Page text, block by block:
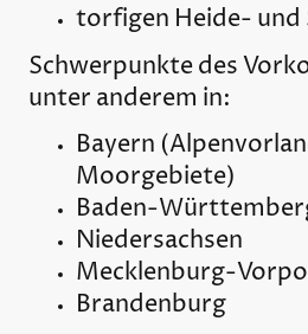
torfigen Heide- und
Schwerpunkte des
unter anderem in:
Bayern
Moorgebiete)
Baden-
Niedersachsen
Mecklenburg-
Brandenburg